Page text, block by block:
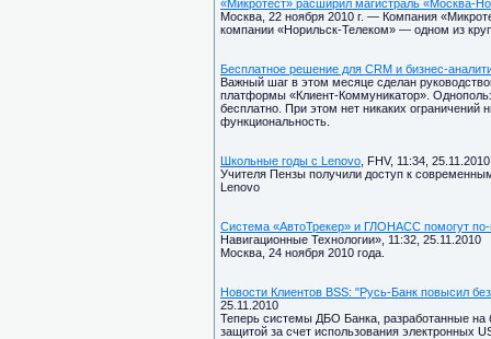
«Микротест» расширил магистраль «Москва-
Москва, 22 ноября 2010 г. — Компания
компании «Норильск-Телеком» — одном из
Бесплатное решение для CRM и бизнес-
Важный шаг в этом месяце сделан
платформы «Клиент-Коммуникатор».
бесплатно. При этом нет никаких ограничений
функциональность.
Школьные годы c Lenovo , FHV, 11:34, 25.11.2010
Учителя Пензы получили доступ к
Lenovo
Система «АвтоТрекер» и ГЛОНАСС помогут
Навигационные Технологии», 11:32, 25.11.2010
Москва, 24 ноября 2010 года.
Новости Клиентов BSS: "Русь-Банк повысил
25.11.2010
Теперь системы ДБО Банка, разработанные на
защитой за счет использования электронных